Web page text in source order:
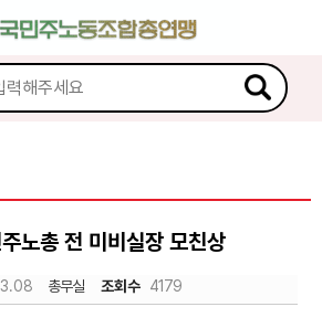
노총 전 미비실장 모친상
총무실 조회수 4179
스케치북5
스케치북5